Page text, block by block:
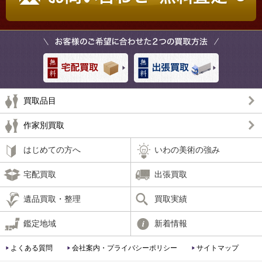
買取品目
作家別買取
はじめての方へ いわの美術の強み
宅配買取 出張買取
遺品買取・整理 買取実績
鑑定地域 新着情報
よくある質問 会社案内・プライバシーポリシー サイトマップ